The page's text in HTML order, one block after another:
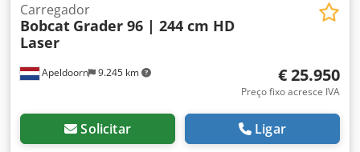
Apeldoorn 9.245 km
Carregador
Bobcat Grader 96 | 244 cm HD
Laser
€ 25.950
Preço fixo acresce IVA
Solicitar Ligar